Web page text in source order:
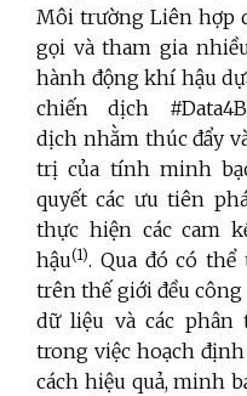
Môi trường Liên hợp
gọi và tham gia
hành động khí hậu
chiến dịch
dịch nhằm thúc đẩy
trị của tính minh
quyết các ưu tiên
thực hiện các cam
hậu(1). Qua đó có thể
trên thế giới đều
dữ liệu và các phân
trong việc hoạch
cách hiệu quả, minh